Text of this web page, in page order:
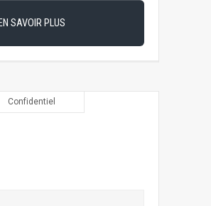
EN SAVOIR PLUS
Confidentiel